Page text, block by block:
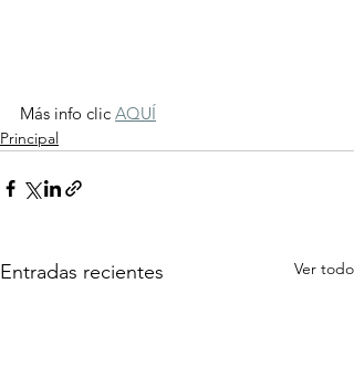
Más info clic AQUÍ
Principal
Entradas recientes Ver todo